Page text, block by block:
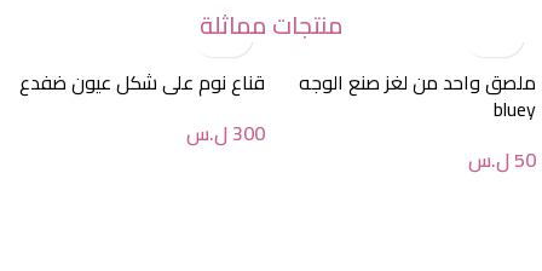
منتجات مماثلة
ملصق واحد من لغز صنع الوجه
bluey
50ل.س
قناع نوم على شكل عيون ضفدع
300ل.س